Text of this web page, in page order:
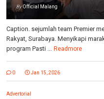
ByOfficial Malang
Caption. sejumlah team Premier
Rakyat, Surabaya. Menyikapi
program Pasti ... Readmore
0 Jan 15, 2026
Advertorial